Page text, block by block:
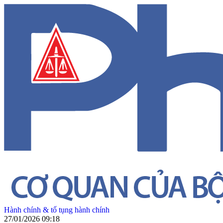
Hành chính & tố tụng hành chính
27/01/2026 09:18